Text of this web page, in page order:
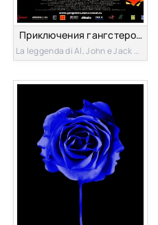
Приключения гангстеров в Нью-Йорке
La leggenda di Al, John e Jack 2002s